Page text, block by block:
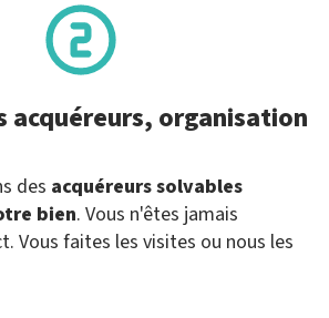
acquéreurs, organisation
des acquéreurs solvables
bien. Vous n'êtes jamais
Vous faites les visites ou nous les